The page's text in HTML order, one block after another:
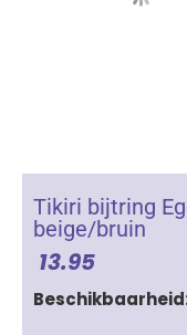
Tikiri bijtring
beige/bruin
13.95
Tikiri